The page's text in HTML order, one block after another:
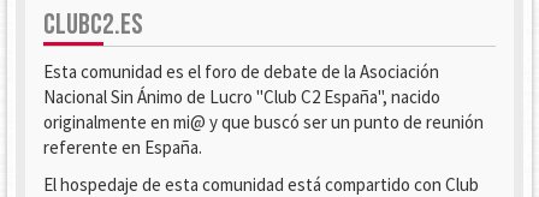
CLUBC2.ES
Esta comunidad es el foro de debate de la Asociación
Nacional Sin Ánimo de Lucro "Club C2 España", nacido
originalmente en mi@ y que buscó ser un punto de reunión
referente en España.
El hospedaje de esta comunidad está compartido con Club